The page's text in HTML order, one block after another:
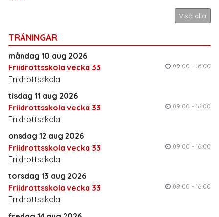
Visa alla
TRÄNINGAR
måndag 10 aug 2026
Friidrottsskola vecka 33
09:00 - 16:00
Friidrottsskola
tisdag 11 aug 2026
Friidrottsskola vecka 33
09:00 - 16:00
Friidrottsskola
onsdag 12 aug 2026
Friidrottsskola vecka 33
09:00 - 16:00
Friidrottsskola
torsdag 13 aug 2026
Friidrottsskola vecka 33
09:00 - 16:00
Friidrottsskola